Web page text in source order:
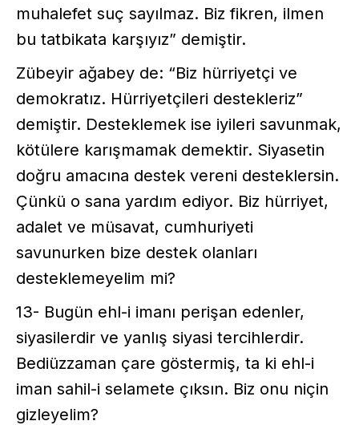
muhalefet suç sayılmaz. Biz fikren, ilmen
bu tatbikata karşıyız” demiştir.
Zübeyir ağabey de: “Biz hürriyetçi ve
demokratız. Hürriyetçileri destekleriz”
demiştir. Desteklemek ise iyileri savunmak,
kötülere karışmamak demektir. Siyasetin
doğru amacına destek vereni desteklersin.
Çünkü o sana yardım ediyor. Biz hürriyet,
adalet ve müsavat, cumhuriyeti
savunurken bize destek olanları
desteklemeyelim mi?
13- Bugün ehl-i imanı perişan edenler,
siyasilerdir ve yanlış siyasi tercihlerdir.
Bediüzzaman çare göstermiş, ta ki ehl-i
iman sahil-i selamete çıksın. Biz onu niçin
gizleyelim?